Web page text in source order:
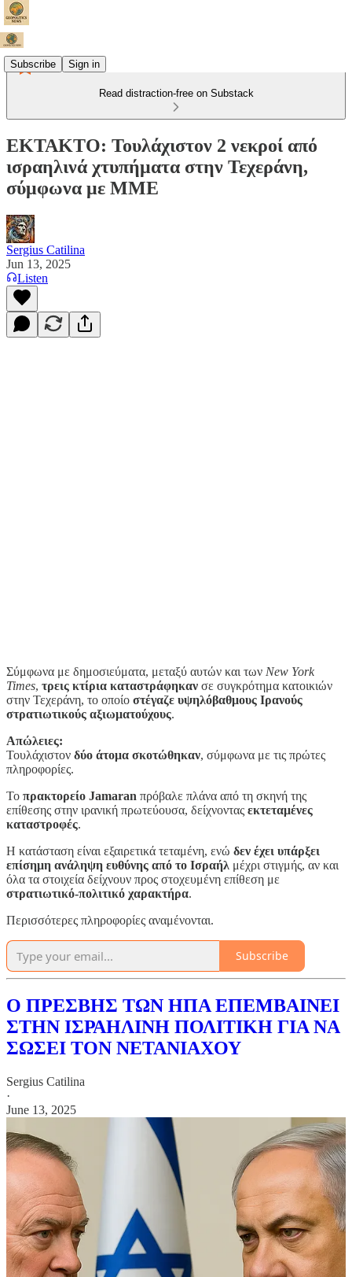
Subscribe Sign in
Read distraction-free on Substack
ΕΚΤΑΚΤΟ: Τουλάχιστον 2 νεκροί από
ισραηλινά χτυπήματα στην Τεχεράνη,
σύμφωνα με ΜΜΕ
Sergius Catilina
Jun 13, 2025
Listen
Σύμφωνα με δημοσιεύματα, μεταξύ αυτών και των New York
Times, τρεις κτίρια καταστράφηκαν σε συγκρότημα κατοικιών
στην Τεχεράνη, το οποίο στέγαζε υψηλόβαθμους Ιρανούς
στρατιωτικούς αξιωματούχους.
Απώλειες:
Τουλάχιστον δύο άτομα σκοτώθηκαν, σύμφωνα με τις πρώτες
πληροφορίες.
Το πρακτορείο Jamaran πρόβαλε πλάνα από τη σκηνή της
επίθεσης στην ιρανική πρωτεύουσα, δείχνοντας εκτεταμένες
καταστροφές.
Η κατάσταση είναι εξαιρετικά τεταμένη, ενώ δεν έχει υπάρξει
επίσημη ανάληψη ευθύνης από το Ισραήλ μέχρι στιγμής, αν και
όλα τα στοιχεία δείχνουν προς στοχευμένη επίθεση με
στρατιωτικό-πολιτικό χαρακτήρα.
Περισσότερες πληροφορίες αναμένονται.
Subscribe
Ο ΠΡΕΣΒΗΣ ΤΩΝ ΗΠΑ ΕΠΕΜΒΑΙΝΕΙ
ΣΤΗΝ ΙΣΡΑΗΛΙΝΗ ΠΟΛΙΤΙΚΗ ΓΙΑ ΝΑ
ΣΩΣΕΙ ΤΟΝ ΝΕΤΑΝΙΑΧΟΥ
Sergius Catilina
·
June 13, 2025